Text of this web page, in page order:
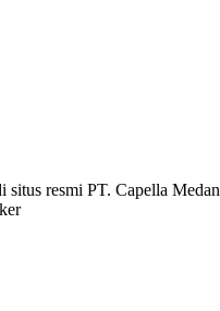
situs resmi PT. Capella Medan